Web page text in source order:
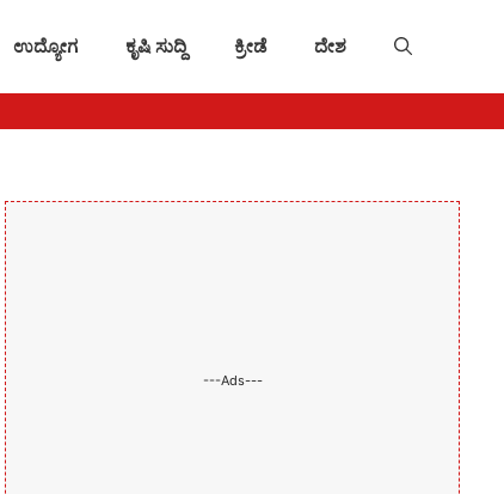
ಉದ್ಯೋಗ ಕೃಷಿ ಸುದ್ದಿ ಕ್ರೀಡೆ ದೇಶ
---Ads---